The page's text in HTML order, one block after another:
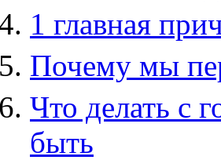
1 главная
Почему мы
Что делать с
быть